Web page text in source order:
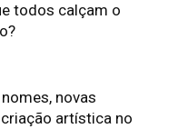
todos calçam o
novas
artística no